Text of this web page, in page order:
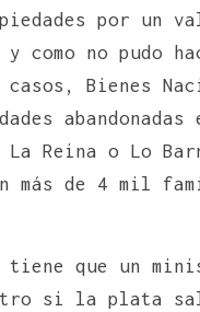
por un
como no pudo
Bienes
abandonadas
La Reina o Lo
más de 4 mil
tiene que un
si la plata